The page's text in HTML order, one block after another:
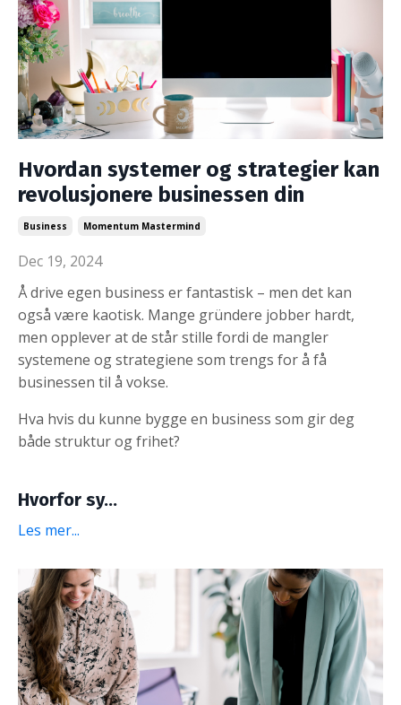
Hvordan systemer og strategier kan
revolusjonere businessen din
Business Momentum Mastermind
Dec 19, 2024
Å drive egen business er fantastisk – men det kan
også være kaotisk. Mange gründere jobber hardt,
men opplever at de står stille fordi de mangler
systemene og strategiene som trengs for å få
businessen til å vokse.
Hva hvis du kunne bygge en business som gir deg
både struktur og frihet?
Hvorfor sy...
Les mer...